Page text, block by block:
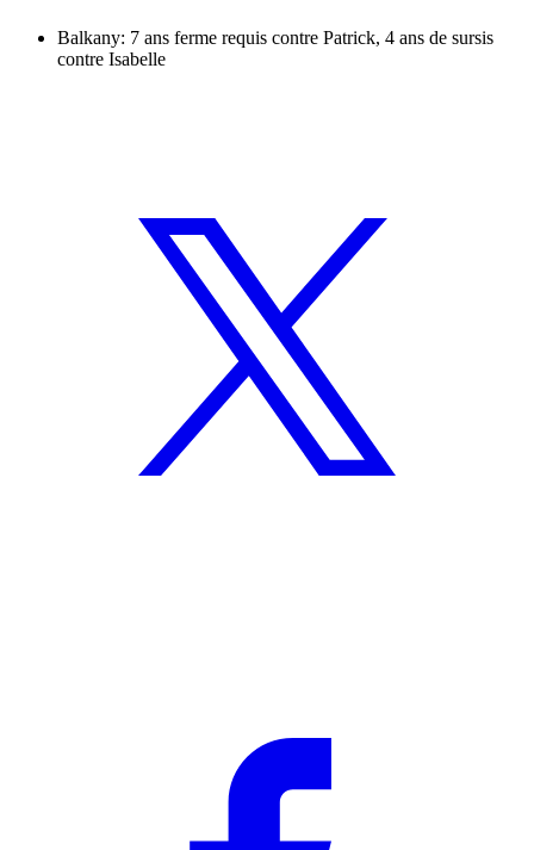
Balkany: 7 ans ferme requis contre Patrick, 4 ans de sursis
contre Isabelle